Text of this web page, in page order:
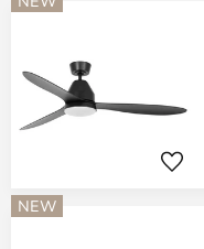
NEW